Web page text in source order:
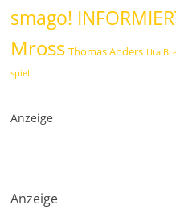
smago!
Mross Thomas Anders Uta
spielt
Anzeige
Anzeige